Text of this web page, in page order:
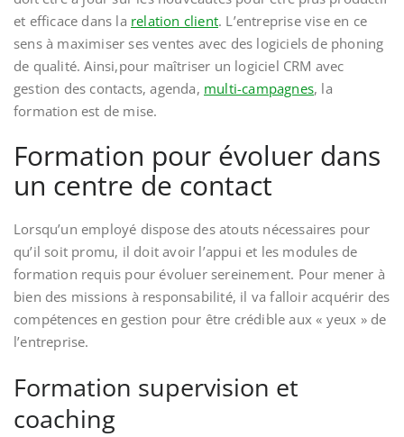
et efficace dans la relation client. L’entreprise vise en ce
sens à maximiser ses ventes avec des logiciels de phoning
de qualité. Ainsi,pour maîtriser un logiciel CRM avec
gestion des contacts, agenda, multi-campagnes, la
formation est de mise.
Formation pour évoluer dans
un centre de contact
Lorsqu’un employé dispose des atouts nécessaires pour
qu’il soit promu, il doit avoir l’appui et les modules de
formation requis pour évoluer sereinement. Pour mener à
bien des missions à responsabilité, il va falloir acquérir des
compétences en gestion pour être crédible aux « yeux » de
l’entreprise.
Formation supervision et
coaching